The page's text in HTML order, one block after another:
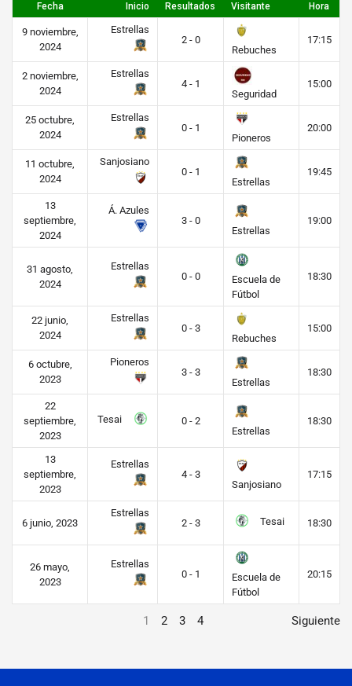
Fecha Inicio Resultados Visitante Hora
9 noviembre,
2024
Estrellas
2 - 0
Rebuches
17:15
2 noviembre,
2024
Estrellas
4 - 1
Seguridad
15:00
25 octubre,
2024
Estrellas
0 - 1
Pioneros
20:00
11 octubre,
2024
Sanjosiano
0 - 1
Estrellas
19:45
13
septiembre,
2024
Á. Azules
3 - 0
Estrellas
19:00
31 agosto,
2024
Estrellas
0 - 0
Escuela de
Fútbol
18:30
22 junio,
2024
Estrellas
0 - 3
Rebuches
15:00
6 octubre,
2023
Pioneros
3 - 3
Estrellas
18:30
22
septiembre,
2023
Tesai
0 - 2
Estrellas
18:30
13
septiembre,
2023
Estrellas
4 - 3
Sanjosiano
17:15
6 junio, 2023
Estrellas
2 - 3
Tesai 18:30
26 mayo,
2023
Estrellas
0 - 1
Escuela de
Fútbol
20:15
1 2 3 4 Siguiente